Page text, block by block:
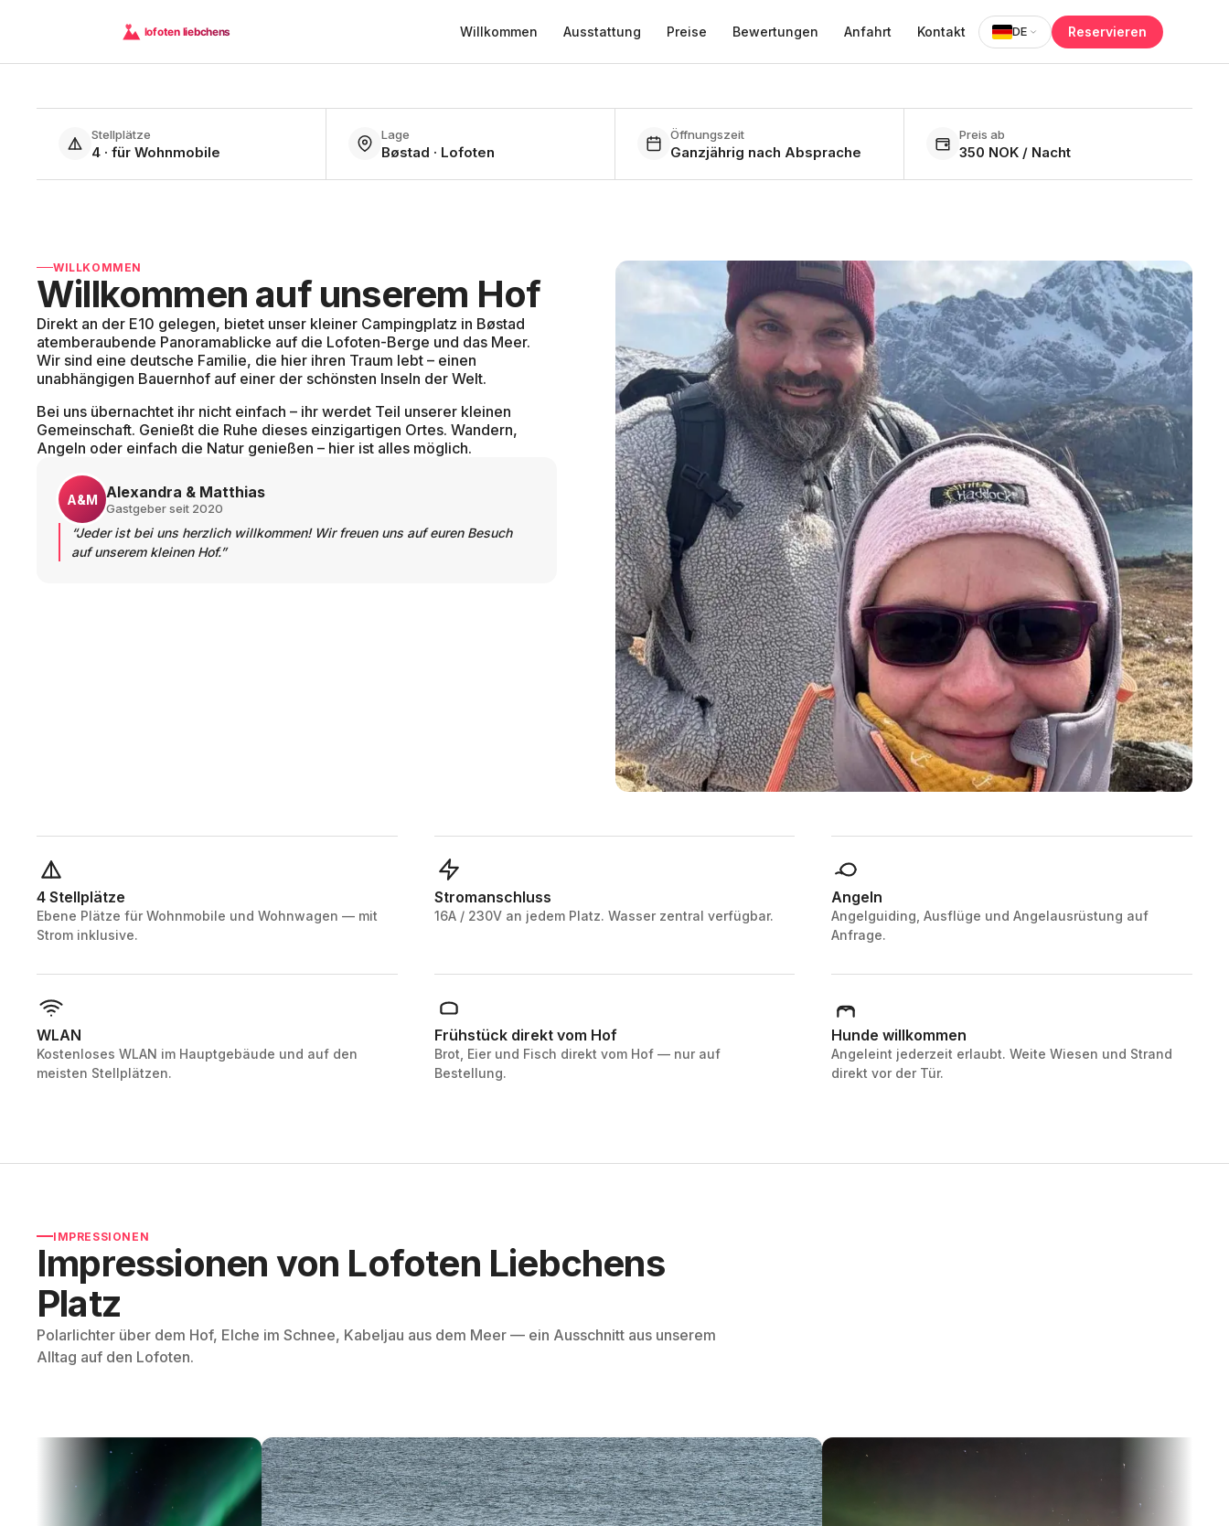
Willkommen Ausstattung Preise Bewertungen Anfahrt Kontakt DE Reservieren
4,7 · 93 Google-Bewertungen Gäste-Liebling 2025
LofotenLiebchensPlatz
Zwischen Meer und Berggipfeln — ein kleiner, familiengeführter Stellplatz für
Wohnmobile und alle, die den hohen Norden im eigenen Tempo entdecken
möchten.
Jetzt reservieren Mehr erfahren
Stellplätze
4 · für Wohnmobile
Lage
Bøstad · Lofoten
Öffnungszeit
Ganzjährig nach Absprache
Preis ab
350 NOK / Nacht
WILLKOMMEN
Willkommen auf unserem Hof
Direkt an der E10 gelegen, bietet unser kleiner Campingplatz in Bøstad
atemberaubende Panoramablicke auf die Lofoten-Berge und das Meer.
Wir sind eine deutsche Familie, die hier ihren Traum lebt – einen
unabhängigen Bauernhof auf einer der schönsten Inseln der Welt.
Bei uns übernachtet ihr nicht einfach – ihr werdet Teil unserer kleinen
Gemeinschaft. Genießt die Ruhe dieses einzigartigen Ortes. Wandern,
Angeln oder einfach die Natur genießen – hier ist alles möglich.
A&M Alexandra & Matthias
Gastgeber seit 2020
“Jeder ist bei uns herzlich willkommen! Wir freuen uns auf euren Besuch
auf unserem kleinen Hof.”
4 Stellplätze
Ebene Plätze für Wohnmobile und Wohnwagen — mit
Strom inklusive.
Stromanschluss
16A / 230V an jedem Platz. Wasser zentral verfügbar.
Angeln
Angelguiding, Ausflüge und Angelausrüstung auf
Anfrage.
WLAN
Kostenloses WLAN im Hauptgebäude und auf den
meisten Stellplätzen.
Frühstück direkt vom Hof
Brot, Eier und Fisch direkt vom Hof — nur auf
Bestellung.
Hunde willkommen
Angeleint jederzeit erlaubt. Weite Wiesen und Strand
direkt vor der Tür.
IMPRESSIONEN
Impressionen von Lofoten Liebchens
Platz
Polarlichter über dem Hof, Elche im Schnee, Kabeljau aus dem Meer — ein Ausschnitt aus unserem
Alltag auf den Lofoten.